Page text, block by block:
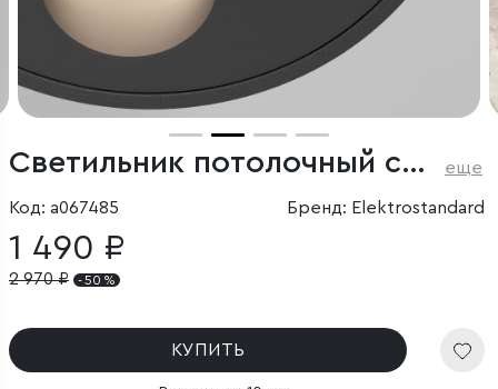
Светильник потолочный светодиодный Points 7W 4000K черный еще
Код: a067485 Бренд: Elektrostandard
1 490 ₽
2 970₽ - 50 %
КУПИТЬ